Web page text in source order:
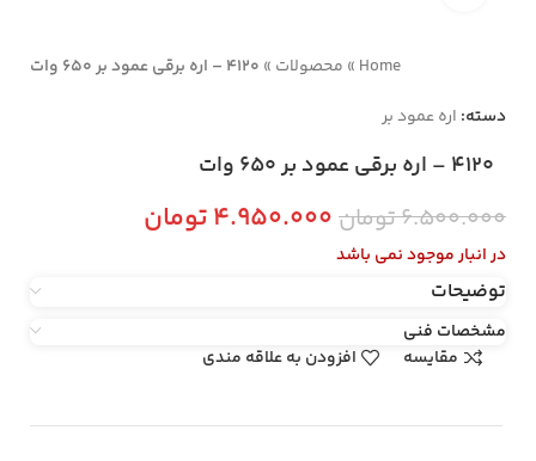
Home
» محصولات » 4120 – اره برقی عمود بر 650 وات
دسته: اره عمود بر
4120 – اره برقی عمود بر 650 وات
۶.۵۰۰.۰۰۰تومان۴.۹۵۰.۰۰۰تومان
در انبار موجود نمی باشد
توضیحات
مشخصات فنی
مقایسه
افزودن به علاقه مندی